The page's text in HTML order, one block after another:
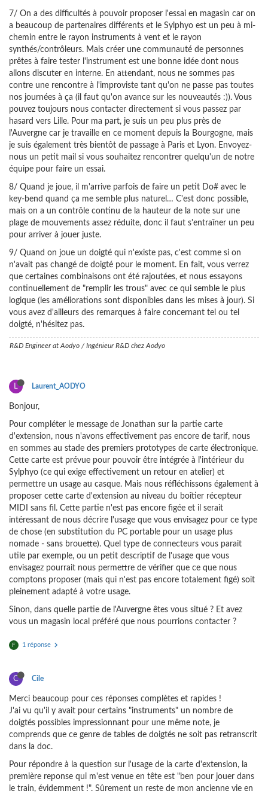
7/ On a des difficultés à pouvoir proposer l'essai en magasin car on
a beaucoup de partenaires différents et le Sylphyo est un peu à mi-
chemin entre le rayon instruments à vent et le rayon
synthés/contrôleurs. Mais créer une communauté de personnes
prêtes à faire tester l'instrument est une bonne idée dont nous
allons discuter en interne. En attendant, nous ne sommes pas
contre une rencontre à l'improviste tant qu'on ne passe pas toutes
nos journées à ça (il faut qu'on avance sur les nouveautés :)). Vous
pouvez toujours nous contacter directement si vous passez par
hasard vers Lille. Pour ma part, je suis un peu plus près de
l'Auvergne car je travaille en ce moment depuis la Bourgogne, mais
je suis également très bientôt de passage à Paris et Lyon. Envoyez-
nous un petit mail si vous souhaitez rencontrer quelqu'un de notre
équipe pour faire un essai.
8/ Quand je joue, il m'arrive parfois de faire un petit Do# avec le
key-bend quand ça me semble plus naturel… C'est donc possible,
mais on a un contrôle continu de la hauteur de la note sur une
plage de mouvements assez réduite, donc il faut s'entraîner un peu
pour arriver à jouer juste.
9/ Quand on joue un doigté qui n'existe pas, c'est comme si on
n'avait pas changé de doigté pour le moment. En fait, vous verrez
que certaines combinaisons ont été rajoutées, et nous essayons
continuellement de "remplir les trous" avec ce qui semble le plus
logique (les améliorations sont disponibles dans les mises à jour). Si
vous avez d'ailleurs des remarques à faire concernant tel ou tel
doigté, n'hésitez pas.
R&D Engineer at Aodyo / Ingénieur R&D chez Aodyo
L Laurent_AODYO
Bonjour,
Pour compléter le message de Jonathan sur la partie carte
d'extension, nous n'avons effectivement pas encore de tarif, nous
en sommes au stade des premiers prototypes de carte électronique.
Cette carte est prévue pour pouvoir être intégrée à l'intérieur du
Sylphyo (ce qui exige effectivement un retour en atelier) et
permettre un usage au casque. Mais nous réfléchissons également à
proposer cette carte d'extension au niveau du boîtier récepteur
MIDI sans fil. Cette partie n'est pas encore figée et il serait
intéressant de nous décrire l'usage que vous envisagez pour ce type
de chose (en substitution du PC portable pour un usage plus
nomade - sans brouette). Quel type de connecteurs vous parait
utile par exemple, ou un petit descriptif de l'usage que vous
envisagez pourrait nous permettre de vérifier que ce que nous
comptons proposer (mais qui n'est pas encore totalement figé) soit
pleinement adapté à votre usage.
Sinon, dans quelle partie de l'Auvergne êtes vous situé ? Et avez
vous un magasin local préféré que nous pourrions contacter ?
F 1 réponse
C Cile
Merci beaucoup pour ces réponses complètes et rapides !
J'ai vu qu'il y avait pour certains "instruments" un nombre de
doigtés possibles impressionnant pour une même note, je
comprends que ce genre de tables de doigtés ne soit pas retranscrit
dans la doc.
Pour répondre à la question sur l'usage de la carte d'extension, la
première reponse qui m'est venue en tête est "ben pour jouer dans
le train, évidemment !". Sûrement un reste de mon ancienne vie en